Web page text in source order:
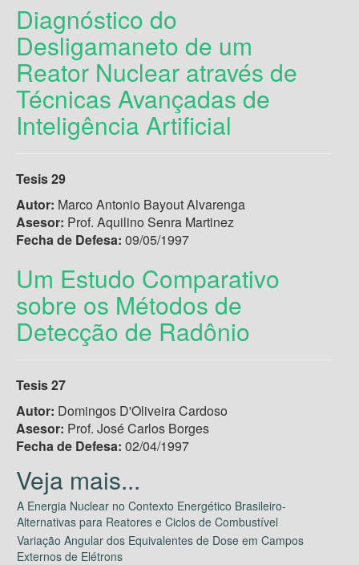
Diagnóstico do
Desligamaneto de um
Reator Nuclear através de
Técnicas Avançadas de
Inteligência Artificial
Tesis 29
Autor: Marco Antonio Bayout Alvarenga
Asesor: Prof. Aquilino Senra Martinez
Fecha de Defesa: 09/05/1997
Um Estudo Comparativo
sobre os Métodos de
Detecção de Radônio
Tesis 27
Autor: Domingos D'Oliveira Cardoso
Asesor: Prof. José Carlos Borges
Fecha de Defesa: 02/04/1997
A Energia Nuclear no Contexto Energético Brasileiro-
Alternativas para Reatores e Ciclos de Combustível
Variação Angular dos Equivalentes de Dose em Campos
Externos de Elétrons